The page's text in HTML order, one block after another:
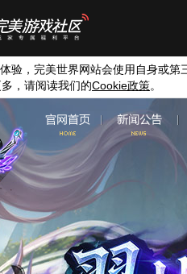
验，完美世界网站会使用自身或第
，请阅读我们的Cookie政策。